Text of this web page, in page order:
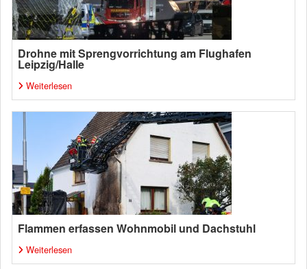
Drohne mit Sprengvorrichtung am Flughafen
Leipzig/Halle
Weiterlesen
Flammen erfassen Wohnmobil und Dachstuhl
Weiterlesen